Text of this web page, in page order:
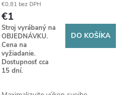
€0,81 bez DPH
€1
Stroj vyrábaný na
OBJEDNÁVKU.
Cena na
vyžiadanie.
Dostupnosť cca
15 dní.
DO KOŠÍKA